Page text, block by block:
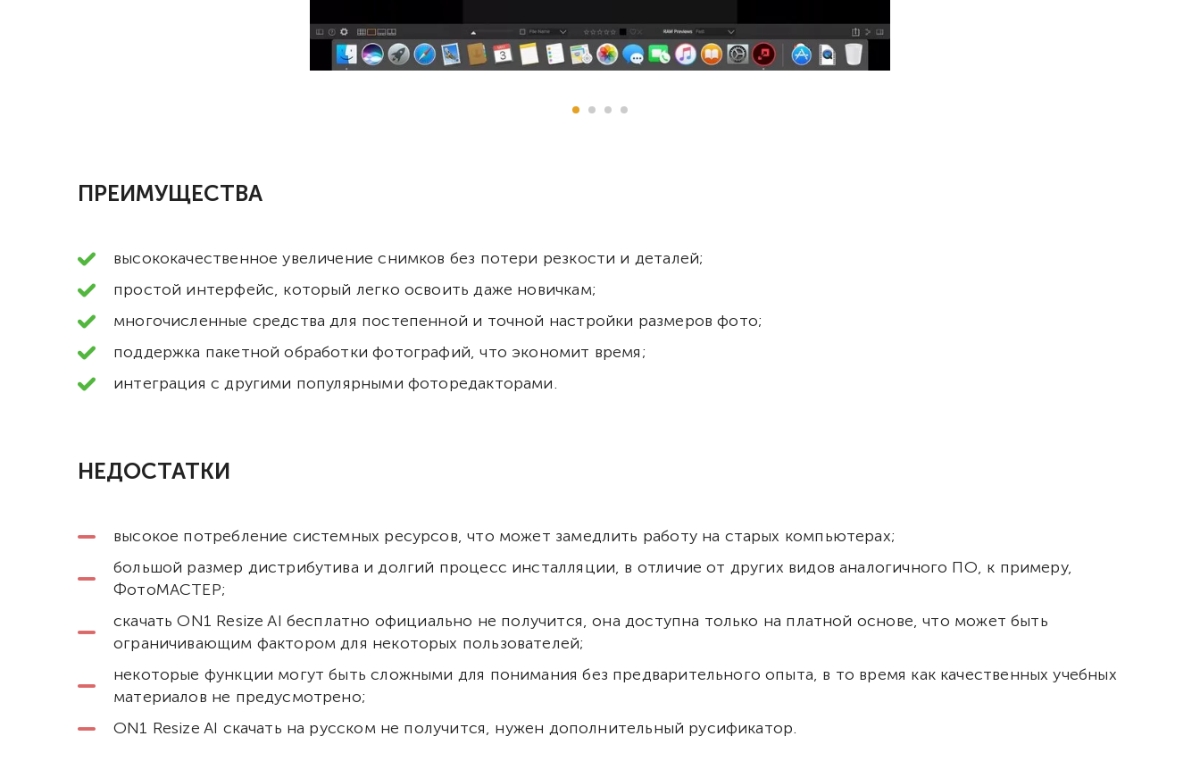
ПРЕИМУЩЕСТВА
высококачественное увеличение снимков без потери резкости и деталей;
простой интерфейс, который легко освоить даже новичкам;
многочисленные средства для постепенной и точной настройки размеров фото;
поддержка пакетной обработки фотографий, что экономит время;
интеграция с другими популярными фоторедакторами.
НЕДОСТАТКИ
высокое потребление системных ресурсов, что может замедлить работу на старых компьютерах;
большой размер дистрибутива и долгий процесс инсталляции, в отличие от других видов аналогичного ПО, к примеру,
ФотоМАСТЕР;
скачать ON1 Resize AI бесплатно официально не получится, она доступна только на платной основе, что может быть
ограничивающим фактором для некоторых пользователей;
некоторые функции могут быть сложными для понимания без предварительного опыта, в то время как качественных учебных
материалов не предусмотрено;
ON1 Resize AI скачать на русском не получится, нужен дополнительный русификатор.